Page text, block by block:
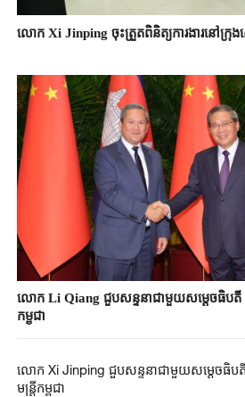
លោក Xi Jinping ចុះត្រួតពិនិត្យការងារនៅក្រុ
លោក Li Qiang ជួបសន្ទនាជាមួយសម្តេចធិបតី
កម្ពុជា
លោក Xi Jinping ជួបសន្ទនាជាមួយសម្តេចធិប
មន្ត្រីកម្ពុជា